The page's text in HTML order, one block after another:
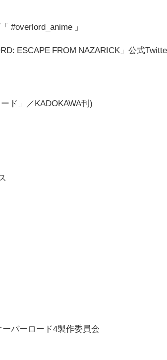
#overlord_anime 」
ESCAPE FROM NAZARICK」公式
ド」／KADOKAWA刊)
バーロード4製作委員会